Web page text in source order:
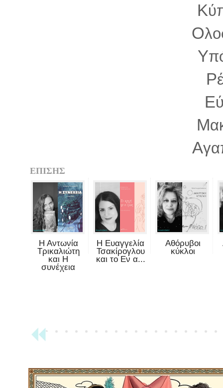
Κ
Ο
Υ
Ρ
Ε
Μ
Α
ΕΠΙΣΗΣ
Η Αντωνία
Τρικαλιώτη
και Η
συνέχεια
Η Ευαγγελία
Τσακίρογλου
και το Εν α...
Αθόρυβοι
κύκλοι